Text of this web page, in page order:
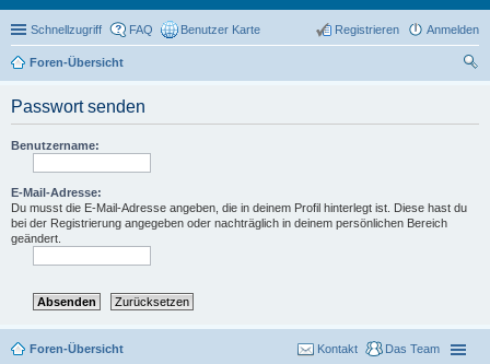
Schnellzugriff FAQ Benutzer Karte Anmelden
Registrieren
Foren-Übersicht
Passwort senden
Benutzername:
E-Mail-Adresse:
Du musst die E-Mail-Adresse angeben, die in deinem Profil hinterlegt ist. Diese hast du
bei der Registrierung angegeben oder nachträglich in deinem persönlichen Bereich
geändert.
Foren-Übersicht Das Team
Kontakt